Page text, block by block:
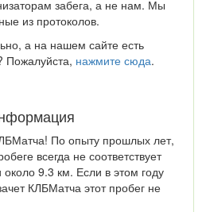
забега, а не нам. Мы
из протоколов.
а на нашем сайте есть
Пожалуйста, нажмите сюда.
По опыту прошлых лет,
всегда не соответствует
9.3 км. Если в этом году
КЛБМатча этот пробег не